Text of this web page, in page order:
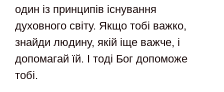
один із принципів існування
духовного світу. Якщо тобі важко,
знайди людину, якій іще важче, і
допомагай їй. І тоді Бог допоможе
тобі.